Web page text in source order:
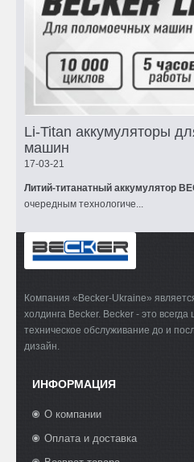
Li-Titan аккумуляторы
машин
17-03-21
Литий-титанатный аккумулятор
очередным технологиче...
Компания «Becker-Ukraine»
холдинга Becker. Becker - это
техническое обслуживание до и
дизайн.
ИНФОРМАЦИЯ
О компании
Оплата и доставка